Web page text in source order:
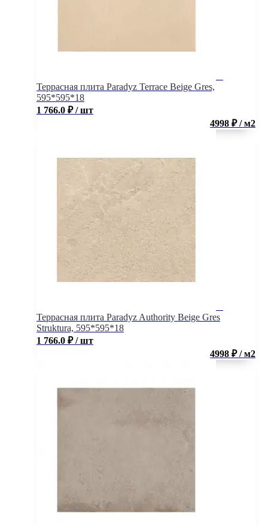
Террасная плита Paradyz Terrace Beige Gres,
595*595*18
1 766.0 ₽ / шт
4998 ₽ / м2
Террасная плита Paradyz Authority Beige Gres
Struktura, 595*595*18
1 766.0 ₽ / шт
4998 ₽ / м2